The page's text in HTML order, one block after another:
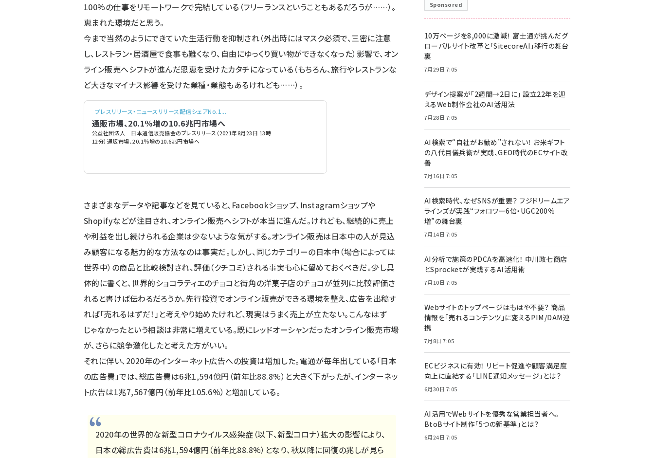
100%の仕事をリモートワークで完結している（フリーランスということもあるだろうが……）。
恵まれた環境だと思う。
今まで当然のようにできていた生活行動を抑制され（外出時にはマスク必須で、三密に注意
し、レストラン・居酒屋で食事も難くなり、自由にゆっくり買い物ができなくなった）影響で、オン
ライン販売へシフトが進んだ恩恵を受けたカタチになっている（もちろん、旅行やレストランな
ど大きなマイナス影響を受けた業種・業態もあるけれども……）。
プレスリリース・ニュースリリース配信シェアNo.1...
通販市場、20.1％増の10.6兆円市場へ
公益社団法人 日本通信販売協会のプレスリリース（2021年8月23日 13時
12分）通販市場、20.1％増の10.6兆円市場へ
さまざまなデータや記事などを見ていると、Facebookショップ、Instagramショップや
Shopifyなどが注目され、オンライン販売へシフトが本当に進んだ。けれども、継続的に売上
や利益を出し続けられる企業は少ないような気がする。オンライン販売は日本中の人が見込
み顧客になる魅力的な方法なのは事実だ。しかし、同じカテゴリーの日本中（場合によっては
世界中）の商品と比較検討され、評価（クチコミ）される事実も心に留めておくべきだ。少し具
体的に書くと、世界的ショコラティエのチョコと街角の洋菓子店のチョコが並列に比較評価さ
れると書けば伝わるだろうか。先行投資でオンライン販売ができる環境を整え、広告を出稿す
れば「売れるはずだ！」と考えやり始めたけれど、現実はうまく売上が立たない。こんなはず
じゃなかったという相談は非常に増えている。既にレッドオーシャンだったオンライン販売市場
が、さらに競争激化したと考えた方がいい。
それに伴い、2020年のインターネット広告への投資は増加した。電通が毎年出している「日本
の広告費」では、総広告費は6兆1,594億円（前年比88.8%）と大きく下がったが、インターネッ
ト広告は1兆7,567億円（前年比105.6%）と増加している。
2020年の世界的な新型コロナウイルス感染症（以下、新型コロナ）拡大の影響により、
日本の総広告費は6兆1,594億円（前年比88.8%）となり、秋以降に回復の兆しが見ら
Sponsored
10万ページを8,000に激減！ 富士通が挑んだグ
ローバルサイト改革と「SitecoreAI」移行の舞台
裏
7月29日 7:05
デザイン提案が「2週間→2日に」 設立22年を迎
えるWeb制作会社のAI活用法
7月28日 7:05
AI検索で“自社がお勧め”されない！ お米ギフト
の八代目儀兵衛が実践、GEO時代のECサイト改
善
7月16日 7:05
AI検索時代、なぜSNSが重要？ フジドリームエア
ラインズが実践“フォロワー6倍・UGC200％
増”の舞台裏
7月14日 7:05
AI分析で施策のPDCAを高速化！ 中川政七商店
とSprocketが実践するAI活用術
7月10日 7:05
Webサイトのトップページはもはや不要？ 商品
情報を「売れるコンテンツ」に変えるPIM/DAM連
携
7月8日 7:05
ECビジネスに有効！ リピート促進や顧客満足度
向上に直結する「LINE通知メッセージ」とは？
6月30日 7:05
AI活用でWebサイトを優秀な営業担当者へ。
BtoBサイト制作「5つの新基準」とは？
6月24日 7:05